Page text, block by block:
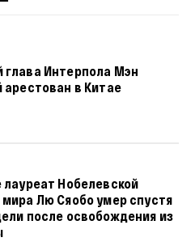
Интерпола Мэн
арестован в Китае
лауреат Нобелевской
Лю Сяобо умер спустя
после освобождения из